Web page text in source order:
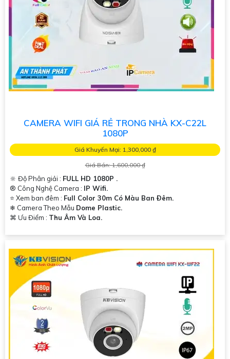
CAMERA WIFI GIÁ RẺ TRONG NHÀ KX-C22L
1080P
Giá Khuyến Mại: 1,300,000 ₫
Giá Bán: 1,600,000 ₫
🔆 Độ Phân giải : FULL HD 1080P .
®️ Công Nghệ Camera : IP Wifi.
⭐ Xem ban đêm : Full Color 30m Có Màu Ban Ðêm.
❄ Camera Theo Mẫu Dome Plastic.
️⌘ Ưu Điểm : Thu Âm Và Loa.